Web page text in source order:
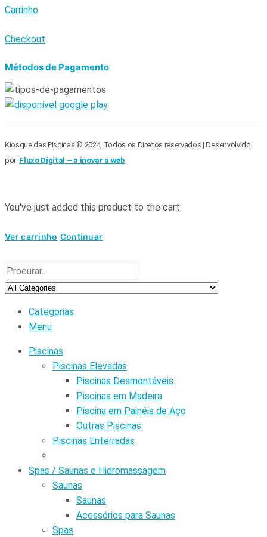
Carrinho
Checkout
Métodos de Pagamento
Kiosque das Piscinas © 2024, Todos os Direitos reservados | Desenvolvido
por: Fluxo Digital – a inovar a web
You've just added this product to the cart:
Ver carrinho Continuar
Categorias
Menu
Piscinas
Piscinas Elevadas
Piscinas Desmontáveis
Piscinas em Madeira
Piscina em Painéis de Aço
Outras Piscinas
Piscinas Enterradas
Spas / Saunas e Hidromassagem
Saunas
Saunas
Acessórios para Saunas
Spas